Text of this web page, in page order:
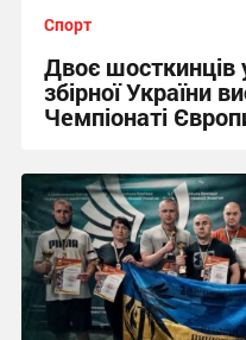
Спорт
Двоє шосткинців
збірної України
Чемпіонаті
12:57, 2.08.2026